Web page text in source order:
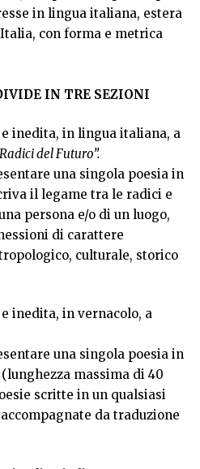
in lingua italiana, estera
con forma e metrica
IN TRE SEZIONI
e inedita, in lingua italiana, a
del Futuro”.
una singola poesia in
il legame tra le radici e
persona e/o di un luogo,
di carattere
culturale, storico
inedita, in vernacolo, a
una singola poesia in
massima di 40
scritte in un qualsiasi
da traduzione